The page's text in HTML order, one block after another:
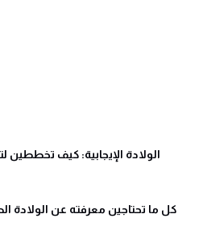
الولادة الإيجابية: كيف تخططين
كل ما تحتاجين معرفته عن الولادة